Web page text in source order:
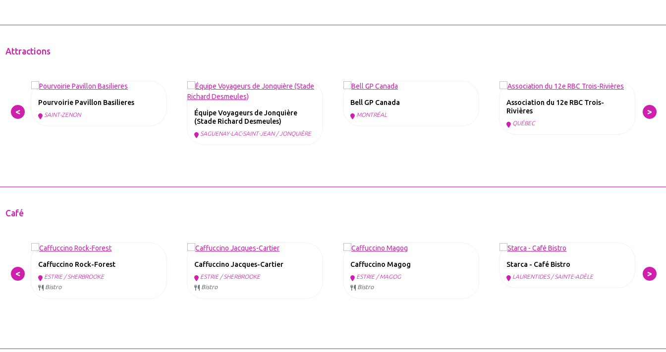
Attractions
Pourvoirie Pavillon Basilieres
SAINT-ZENON
Équipe Voyageurs de Jonquière
(Stade Richard Desmeules)
SAGUENAY-LAC-SAINT-JEAN / JONQUIÈRE
Bell GP Canada
MONTRÉAL
Association du 12e RBC Trois-
Rivières
QUÉBEC
Café
Caffuccino Rock-Forest
ESTRIE / SHERBROOKE
Bistro
Caffuccino Jacques-Cartier
ESTRIE / SHERBROOKE
Bistro
Caffuccino Magog
ESTRIE / MAGOG
Bistro
Starca - Café Bistro
LAURENTIDES / SAINTE-ADÈLE